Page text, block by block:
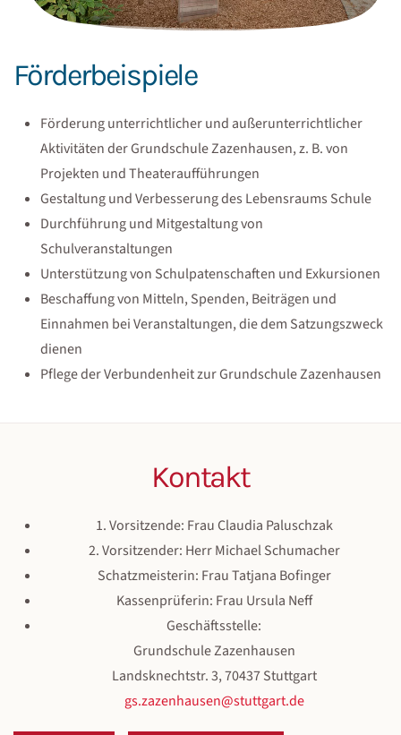
Förderbeispiele
Förderung unterrichtlicher und außerunterrichtlicher
Aktivitäten der Grundschule Zazenhausen, z. B. von
Projekten und Theateraufführungen
Gestaltung und Verbesserung des Lebensraums Schule
Durchführung und Mitgestaltung von
Schulveranstaltungen
Unterstützung von Schulpatenschaften und Exkursionen
Beschaffung von Mitteln, Spenden, Beiträgen und
Einnahmen bei Veranstaltungen, die dem Satzungszweck
dienen
Pflege der Verbundenheit zur Grundschule Zazenhausen
Kontakt
1. Vorsitzende: Frau Claudia Paluschzak
2. Vorsitzender: Herr Michael Schumacher
Schatzmeisterin: Frau Tatjana Bofinger
Kassenprüferin: Frau Ursula Neff
Geschäftsstelle:
Grundschule Zazenhausen
Landsknechtstr. 3, 70437 Stuttgart
gs.zazenhausen@stuttgart.de